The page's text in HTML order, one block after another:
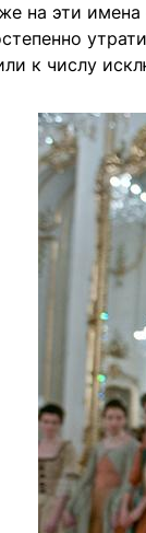
на эти
к числу